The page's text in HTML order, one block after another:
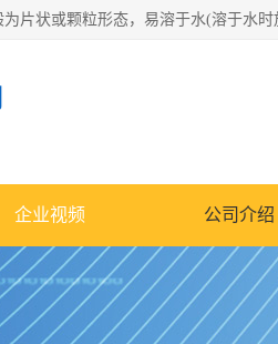
企业视频 公司介绍